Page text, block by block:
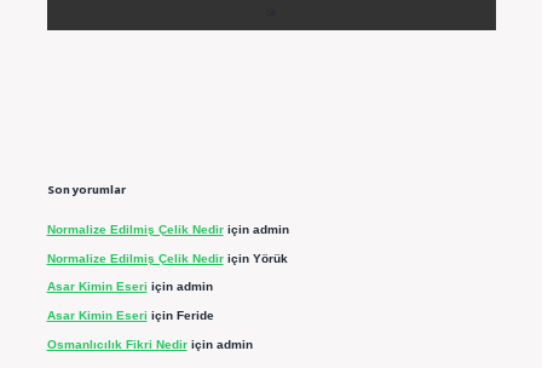
Son yorumlar
Normalize Edilmiş Çelik Nediriçin admin
Normalize Edilmiş Çelik Nediriçin Yörük
Asar Kimin Eseri için admin
Asar Kimin Eseri için Feride
Osmanlıcılık Fikri Nediriçin admin